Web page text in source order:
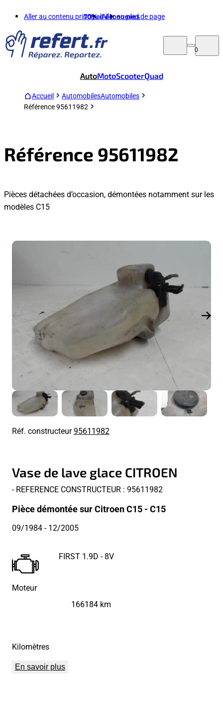
Aller au contenu principalAller au pied de page
70%d'économies
0
AutoMotoScooterQuad
Accueil AutomobilesAutomobiles
Référence 95611982
Référence 95611982
Pièces détachées d’occasion, démontées notamment sur les
modèles C15
Réf. constructeur95611982
Vase de lave glace CITROEN
- REFERENCE CONSTRUCTEUR : 95611982
Pièce démontée sur Citroen C15 - C15
09/1984- 12/2005
Moteur
FIRST 1.9D - 8V
Kilomètres
166184 km
En savoir plus